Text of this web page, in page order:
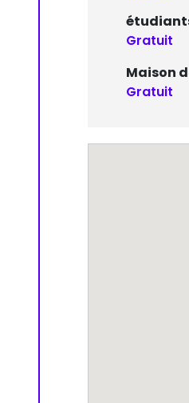
Gratuit
Maison
Gratuit